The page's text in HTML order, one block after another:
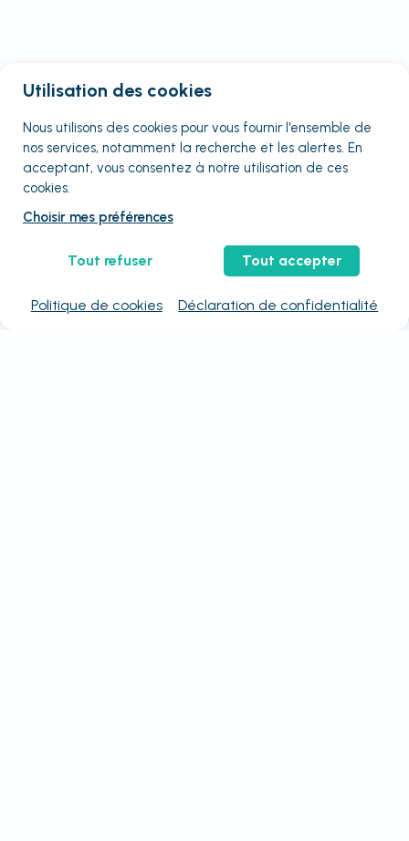
Utilisation des cookies
Nous utilisons des cookies pour vous fournir l'ensemble de
nos services, notamment la recherche et les alertes. En
acceptant, vous consentez à notre utilisation de ces
cookies.
Choisir mes préférences
Tout refuser Tout accepter
Politique de cookies Déclaration de confidentialité